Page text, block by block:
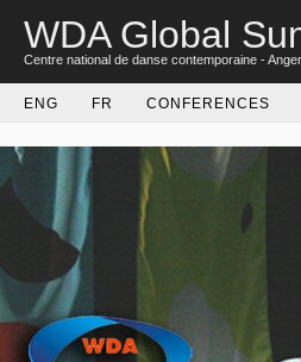
WDA Global
Centre national de danse contemporaine -
ENG FR CONFERENCES